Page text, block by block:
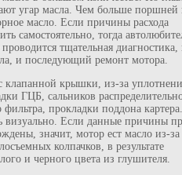
угар масла. Чем больше поршней
масло. Если причины расхода
самостоятельно, тогда
тщательная диагностика,
и последующий ремонт мотора.
клапанной крышки, из-за
ГЦБ, сальников
фильтра, прокладки поддона картера.
визуально. Если данные причины
значит, мотор ест масло из-за
колпачков, в результате
и черного цвета из глушителя.